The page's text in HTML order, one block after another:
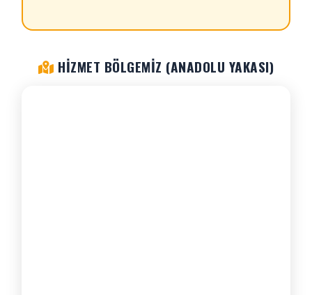
HIZMET BÖLGEMIZ (ANADOLU YAKASI)